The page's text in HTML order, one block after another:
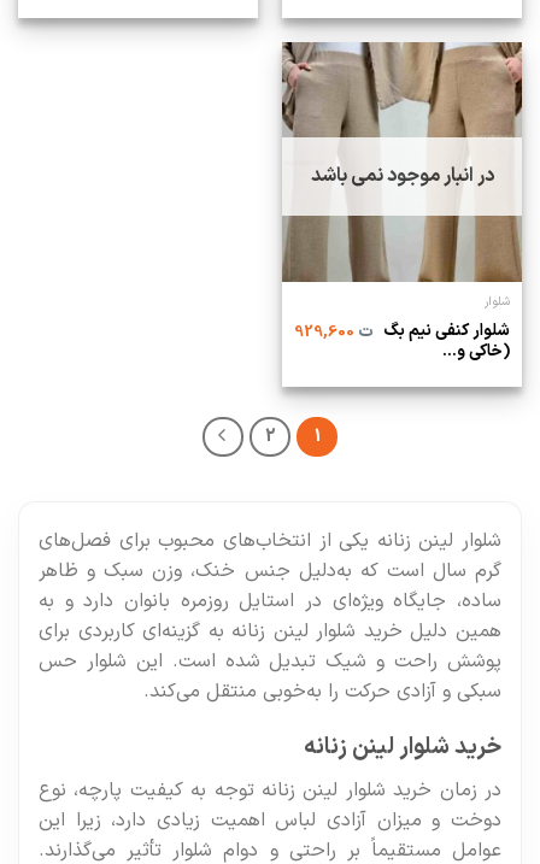
در انبار موجود نمی باشد
شلوار
شلوار کنفی نیم بگ
(خاکی و...
ت929,600
2
شلوار لینن زنانه یکی از انتخاب‌های محبوب برای فصل‌های
گرم سال است که به‌دلیل جنس خنک، وزن سبک و ظاهر
ساده، جایگاه ویژه‌ای در استایل روزمره بانوان دارد و به
همین دلیل خرید شلوار لینن زنانه به گزینه‌ای کاربردی برای
پوشش راحت و شیک تبدیل شده است. این شلوار حس
سبکی و آزادی حرکت را به‌خوبی منتقل می‌کند.
خرید شلوار لینن زنانه
در زمان خرید شلوار لینن زنانه توجه به کیفیت پارچه، نوع
دوخت و میزان آزادی لباس اهمیت زیادی دارد، زیرا این
عوامل مستقیماً بر راحتی و دوام شلوار تأثیر می‌گذارند.